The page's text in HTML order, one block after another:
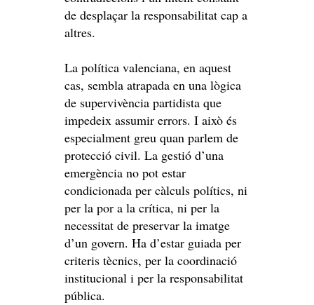
de desplaçar la responsabilitat cap a
altres.
La política valenciana, en aquest
cas, sembla atrapada en una lògica
de supervivència partidista que
impedeix assumir errors. I això és
especialment greu quan parlem de
protecció civil. La gestió d’una
emergència no pot estar
condicionada per càlculs polítics, ni
per la por a la crítica, ni per la
necessitat de preservar la imatge
d’un govern. Ha d’estar guiada per
criteris tècnics, per la coordinació
institucional i per la responsabilitat
pública.